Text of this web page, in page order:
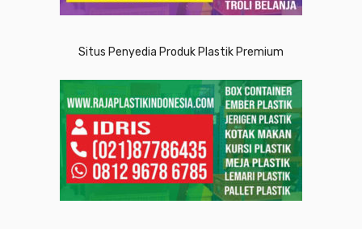
Situs Penyedia Produk Plastik Premium